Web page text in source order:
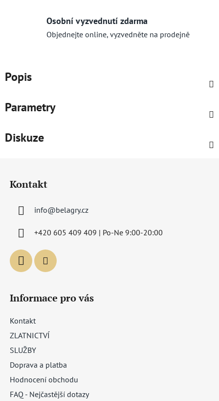
Osobní vyzvednutí zdarma
Objednejte online, vyzvedněte na prodejně
Popis
Parametry
Diskuze
Kontakt
info@belagry.cz
+420 605 409 409 | Po-Ne 9:00-20:00
Informace pro vás
Kontakt
ZLATNICTVÍ
SLUŽBY
Doprava a platba
Hodnocení obchodu
FAQ - Nejčastější dotazy